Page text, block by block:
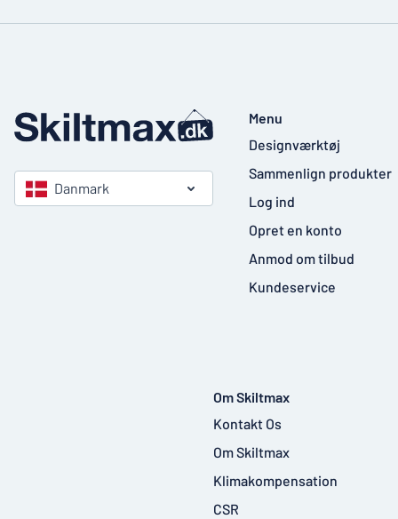
Danmark
Menu
Designværktøj
Sammenlign produkter
Log ind
Opret en konto
Anmod om tilbud
Kundeservice
Om Skiltmax
Kontakt Os
Om Skiltmax
Klimakompensation
CSR